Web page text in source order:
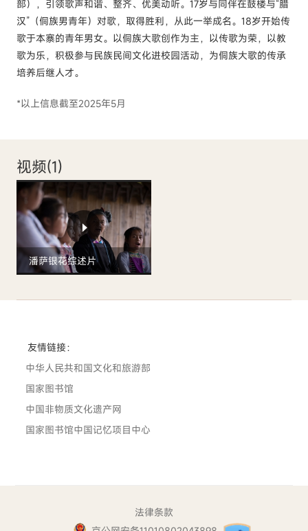
部），引领歌声和谐、整齐、优美动听。17岁与同伴在鼓楼与“腊
汉”（侗族男青年）对歌，取得胜利，从此一举成名。18岁开始传
歌于本寨的青年男女。以侗族大歌创作为主，以传歌为荣，以教
歌为乐，积极参与民族民间文化进校园活动，为侗族大歌的传承
培养后继人才。
*以上信息截至2025年5月
视频(1)
潘萨银花综述片
友情链接：
中华人民共和国文化和旅游部
国家图书馆
中国非物质文化遗产网
国家图书馆中国记忆项目中心
法律条款